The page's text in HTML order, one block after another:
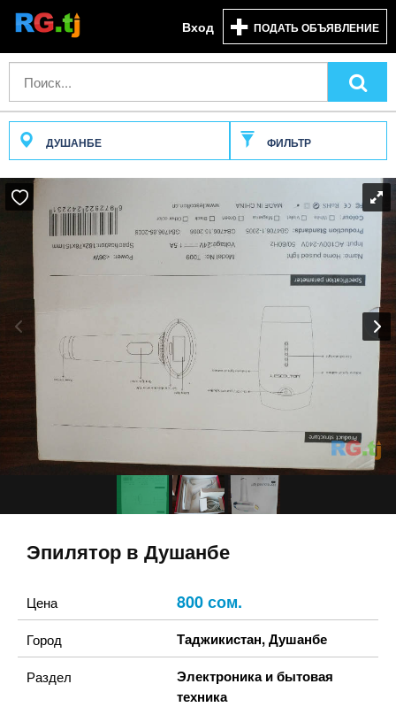
Вход ПОДАТЬ ОБЪЯВЛЕНИЕ
ДУШАНБЕ ФИЛЬТР
Эпилятор в Душанбе
Цена 800 сом.
Город Таджикистан,Душанбе
Раздел
Электроника и бытовая
техника